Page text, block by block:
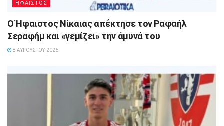
ΗΦΑΙΣΤΟΣ
Ο Ήφαιστος Νίκαιας απέκτησε τον Ραφαήλ
Σεραφήμ και «γεμίζει» την άμυνά του
8 ΑΥΓΟΎΣΤΟΥ, 2026